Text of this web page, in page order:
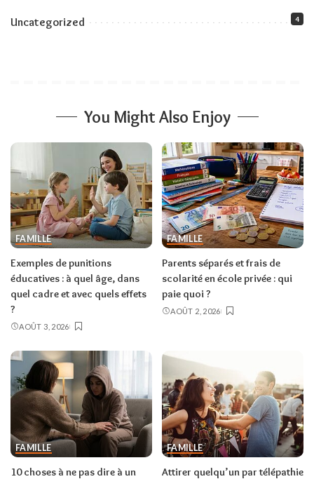
Uncategorized 4
You Might Also Enjoy
FAMILLE
Exemples de punitions
éducatives : à quel âge, dans
quel cadre et avec quels effets
?
AOÛT 3, 2026
FAMILLE
Parents séparés et frais de
scolarité en école privée : qui
paie quoi ?
AOÛT 2, 2026
FAMILLE
10 choses à ne pas dire à un
FAMILLE
Attirer quelqu’un par télépathie